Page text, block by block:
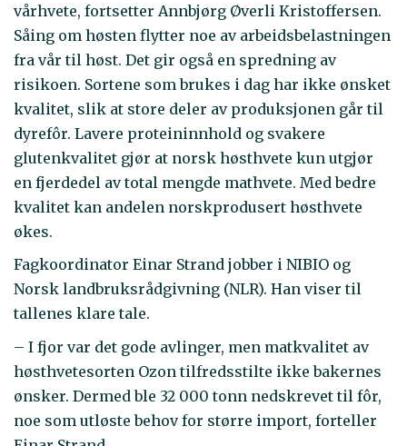
vårhvete, fortsetter Annbjørg Øverli Kristoffersen.
Såing om høsten flytter noe av arbeidsbelastningen
fra vår til høst. Det gir også en spredning av
risikoen. Sortene som brukes i dag har ikke ønsket
kvalitet, slik at store deler av produksjonen går til
dyrefôr. Lavere proteininnhold og svakere
glutenkvalitet gjør at norsk høsthvete kun utgjør
en fjerdedel av total mengde mathvete. Med bedre
kvalitet kan andelen norskprodusert høsthvete
økes.
Fagkoordinator Einar Strand jobber i NIBIO og
Norsk landbruksrådgivning (NLR). Han viser til
tallenes klare tale.
– I fjor var det gode avlinger, men matkvalitet av
høsthvetesorten Ozon tilfredsstilte ikke bakernes
ønsker. Dermed ble 32 000 tonn nedskrevet til fôr,
noe som utløste behov for større import, forteller